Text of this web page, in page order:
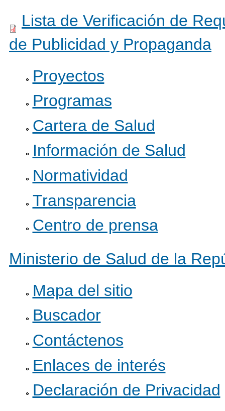
Lista de Verificación de
de Publicidad y Propaganda
Proyectos
Programas
Cartera de Salud
Información de Salud
Normatividad
Transparencia
Centro de prensa
Ministerio de Salud de la
Mapa del sitio
Buscador
Contáctenos
Enlaces de interés
Declaración de Privacidad